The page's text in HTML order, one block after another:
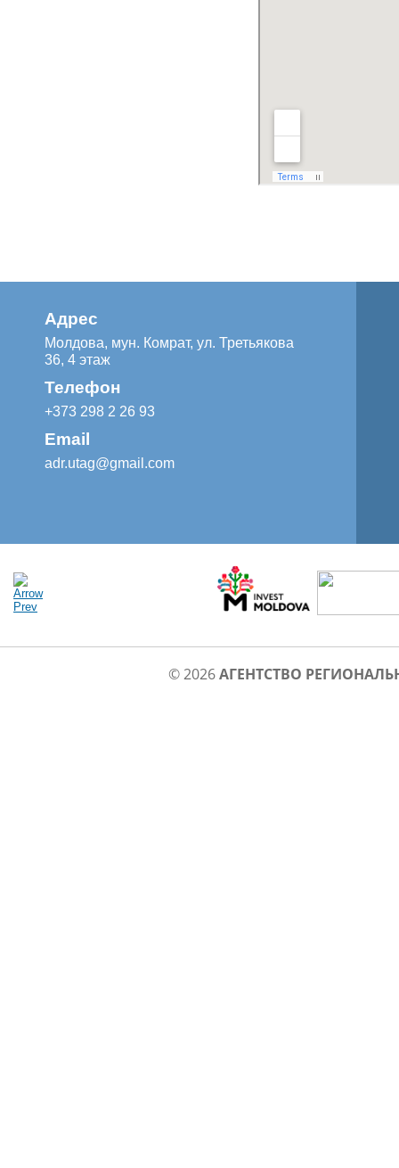
Адрес
Молдова, мун. Комрат, ул. Третьякова
36, 4 этаж
Телефон
+373 298 2 26 93
Email
adr.utag@gmail.com
© 2026АГЕНТСТВО